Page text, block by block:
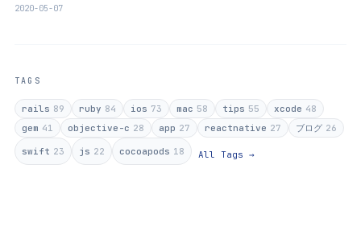
2020-05-07
TAGS
rails 89 ruby 84 ios 73 mac 58 tips 55 xcode 48
gem 41 objective-c 28 app 27 reactnative 27 ブログ 26
swift 23 js 22 cocoapods 18 All Tags →